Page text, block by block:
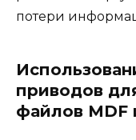
потери
приводов
файлов MDF